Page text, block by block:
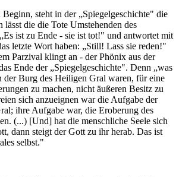
steht in der „Spiegelgeschichte" die
die die Tote Umstehenden des
ist zu Ende - sie ist tot!" und antwortet mit
letzte Wort haben: „Still! Lass sie reden!"
Parzival klingt an - der Phönix aus der
Ende der „Spiegelgeschichte". Denn „was
der Burg des Heiligen Gral waren, für eine
zu machen, nicht äußeren Besitz zu
sich anzueignen war die Aufgabe der
ihre Aufgabe war, die Eroberung des
(...) [Und] hat die menschliche Seele sich
dann steigt der Gott zu ihr herab. Das ist
selbst."